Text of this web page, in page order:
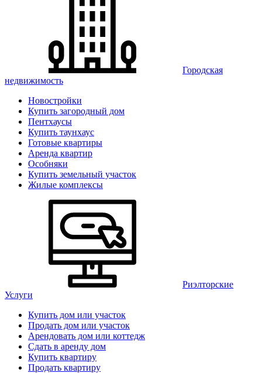
Городская
недвижимость
Новостройки
Купить загородный дом
Пентхаусы
Купить таунхаус
Готовые квартиры
Аренда квартир
Особняки
Купить земельный участок
Жилые комплексы
Риэлторские
Услуги
Купить дом или участок
Продать дом или участок
Арендовать дом или коттедж
Сдать в аренду дом
Купить квартиру
Продать квартиру